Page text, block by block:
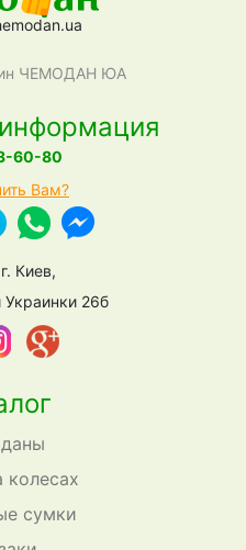
ЧЕМОДАН ЮА
колесах
сумки
60-80
Вам?
Киев,
Украинки 26б